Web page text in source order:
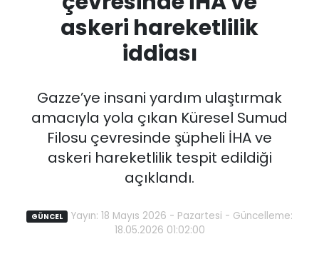
askeri hareketlilik
iddiası
Gazze’ye insani yardım ulaştırmak
amacıyla yola çıkan Küresel Sumud
Filosu çevresinde şüpheli İHA ve
askeri hareketlilik tespit edildiği
açıklandı.
GÜNCEL Yayın: 18 Mayıs 2026 - Pazartesi - Güncelleme:
18.05.2026 01:02:00